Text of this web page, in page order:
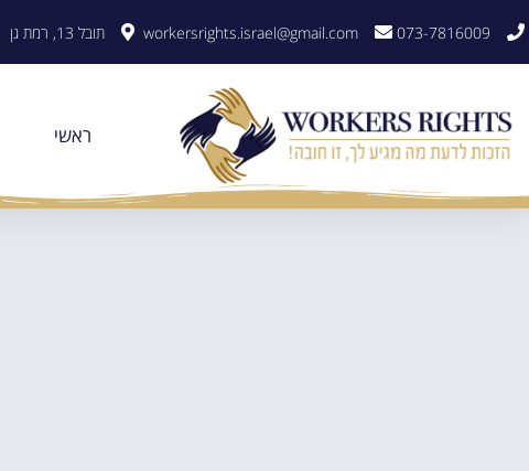
073-7816009
workersrights.israel@gmail.com תובל 13, רמת גן
ראשי